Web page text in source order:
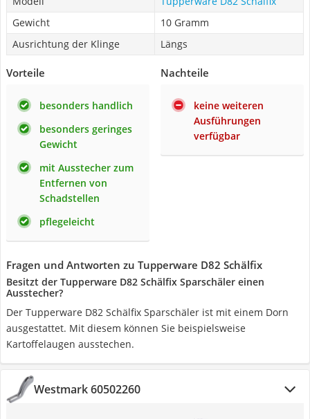
Gewicht
10 Gramm
Ausrichtung der Klinge
Längs
Vorteile
besonders handlich
besonders geringes
Gewicht
mit Ausstecher zum
Entfernen von
Schadstellen
pflegeleicht
Nachteile
keine weiteren
Ausführungen
verfügbar
Fragen und Antworten zu Tupperware D82 Schälfix
Besitzt der Tupperware D82 Schälfix Sparschäler einen
Ausstecher?
Der Tupperware D82 Schälfix Sparschäler ist mit einem Dorn
ausgestattet. Mit diesem können Sie beispielsweise
Kartoffelaugen ausstechen.
Westmark 60502260